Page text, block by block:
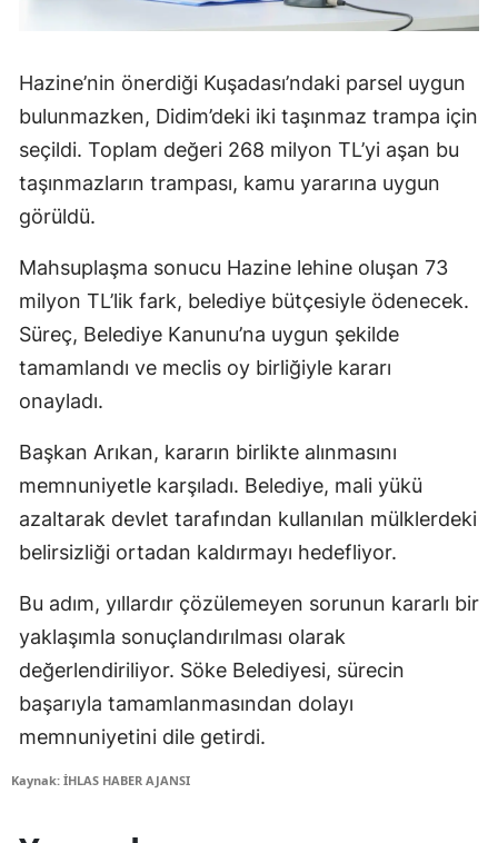
Hazine’nin önerdiği Kuşadası’ndaki parsel uygun
bulunmazken, Didim’deki iki taşınmaz trampa için
seçildi. Toplam değeri 268 milyon TL’yi aşan bu
taşınmazların trampası, kamu yararına uygun
görüldü.
Mahsuplaşma sonucu Hazine lehine oluşan 73
milyon TL’lik fark, belediye bütçesiyle ödenecek.
Süreç, Belediye Kanunu’na uygun şekilde
tamamlandı ve meclis oy birliğiyle kararı
onayladı.
Başkan Arıkan, kararın birlikte alınmasını
memnuniyetle karşıladı. Belediye, mali yükü
azaltarak devlet tarafından kullanılan mülklerdeki
belirsizliği ortadan kaldırmayı hedefliyor.
Bu adım, yıllardır çözülemeyen sorunun kararlı bir
yaklaşımla sonuçlandırılması olarak
değerlendiriliyor. Söke Belediyesi, sürecin
başarıyla tamamlanmasından dolayı
memnuniyetini dile getirdi.
Kaynak: İHLAS HABER AJANSI